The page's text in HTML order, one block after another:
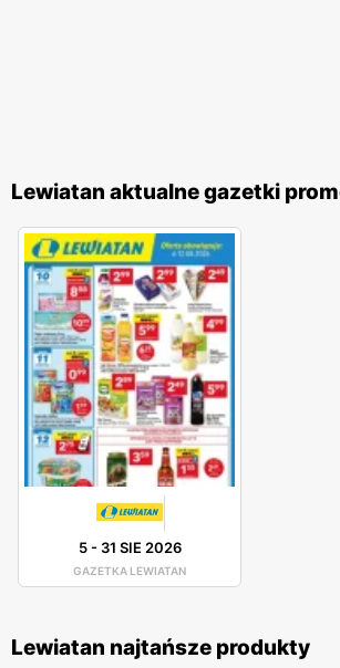
Lewiatan aktualne gazetki
5- 31 SIE 2026
GAZETKA LEWIATAN
Lewiatan najtańsze produkty